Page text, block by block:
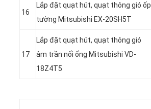
16
Lắp đặt quạt hút, quạt thông gió ốp
tường Mitsubishi EX-20SH5T
17
Lắp đặt quạt hút, quạt thông gió
âm trần nối ống Mitsubishi VD-
18Z4T5